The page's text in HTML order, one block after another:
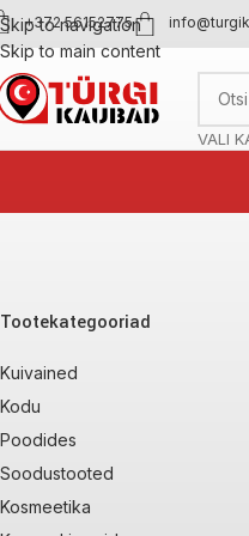
Skip to navigation
Skip to main content
+372 56152775
VALI
Tootekategooriad
Kuivained
Kodu
Poodides
Soodustooted
Kosmeetika